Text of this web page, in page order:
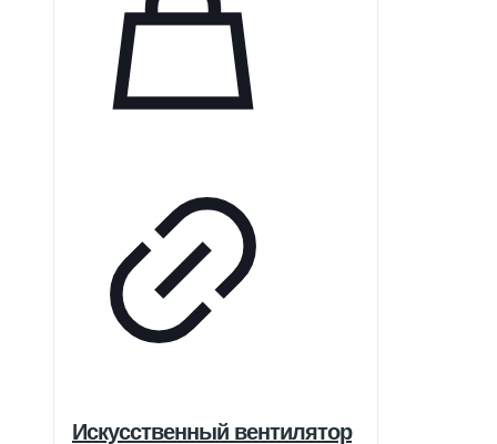
Искусственный вентилятор